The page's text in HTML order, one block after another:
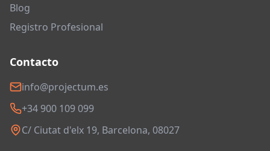
Blog
Registro Profesional
Contacto
info@projectum.es
+34 900 109 099
C/ Ciutat d'elx 19, Barcelona, 08027